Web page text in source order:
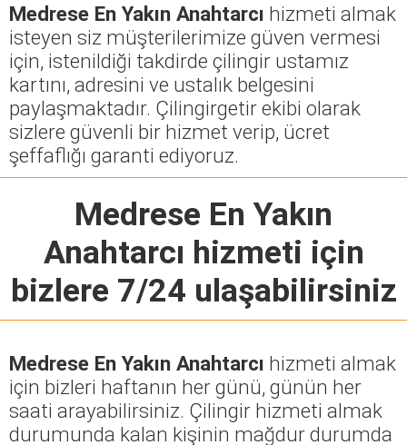
Medrese En Yakın Anahtarcı hizmeti almak
isteyen siz müşterilerimize güven vermesi
için, istenildiği takdirde çilingir ustamız
kartını, adresini ve ustalık belgesini
paylaşmaktadır. Çilingirgetir ekibi olarak
sizlere güvenli bir hizmet verip, ücret
şeffaflığı garanti ediyoruz.
Medrese En Yakın
Anahtarcı hizmeti için
bizlere 7/24 ulaşabilirsiniz
Medrese En Yakın Anahtarcı hizmeti almak
için bizleri haftanın her günü, günün her
saati arayabilirsiniz. Çilingir hizmeti almak
durumunda kalan kişinin mağdur durumda